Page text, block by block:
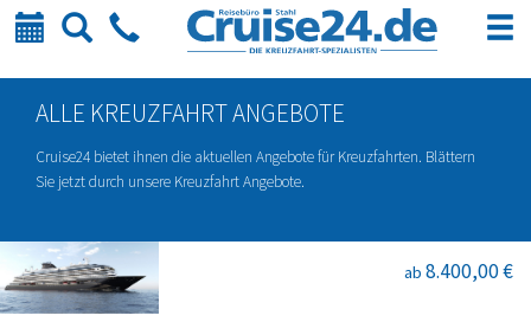
Kalender
SucheTelefon
ALLE KREUZFAHRT ANGEBOTE
Cruise24 bietet ihnen die aktuellen Angebote für Kreuzfahrten. Blättern
Sie jetzt durch unsere Kreuzfahrt Angebote.
ab 8.400,00 €